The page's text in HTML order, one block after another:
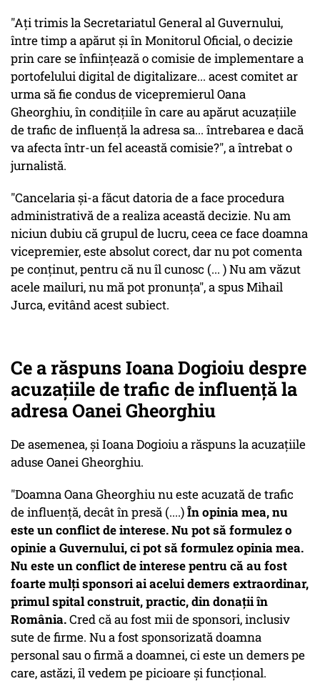
"Ați trimis la Secretariatul General al Guvernului,
între timp a apărut și în Monitorul Oficial, o decizie
prin care se înființează o comisie de implementare a
portofelului digital de digitalizare... acest comitet ar
urma să fie condus de vicepremierul Oana
Gheorghiu, în condițiile în care au apărut acuzațiile
de trafic de influență la adresa sa... întrebarea e dacă
va afecta într-un fel această comisie?", a întrebat o
jurnalistă.
"Cancelaria și-a făcut datoria de a face procedura
administrativă de a realiza această decizie. Nu am
niciun dubiu că grupul de lucru, ceea ce face doamna
vicepremier, este absolut corect, dar nu pot comenta
pe conținut, pentru că nu îl cunosc (... ) Nu am văzut
acele mailuri, nu mă pot pronunța", a spus Mihail
Jurca, evitând acest subiect.
Ce a răspuns Ioana Dogioiu despre
acuzațiile de trafic de influență la
adresa Oanei Gheorghiu
De asemenea, și Ioana Dogioiu a răspuns la acuzațiile
aduse Oanei Gheorghiu.
"Doamna Oana Gheorghiu nu este acuzată de trafic
de influență, decât în presă (....)În opinia mea, nu
este un conflict de interese. Nu pot să formulez o
opinie a Guvernului, ci pot să formulez opinia mea.
Nu este un conflict de interese pentru că au fost
foarte mulți sponsori ai acelui demers extraordinar,
primul spital construit, practic, din donații în
România.Cred că au fost mii de sponsori, inclusiv
sute de firme. Nu a fost sponsorizată doamna
personal sau o firmă a doamnei, ci este un demers pe
care, astăzi, îl vedem pe picioare și funcțional.